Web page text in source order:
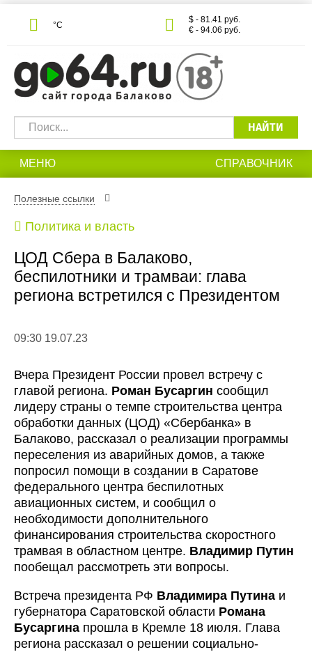
°С
$ - 81.41 руб.
€ - 94.06 руб.
НАЙТИ
МЕНЮ СПРАВОЧНИК
Полезные ссылки
Политика и власть
ЦОД Сбера в Балаково,
беспилотники и трамваи: глава
региона встретился с Президентом
09:30 19.07.23
Вчера Президент России провел встречу с
главой региона. Роман Бусаргин сообщил
лидеру страны о темпе строительства центра
обработки данных (ЦОД) «Сбербанка» в
Балаково, рассказал о реализации программы
переселения из аварийных домов, а также
попросил помощи в создании в Саратове
федерального центра беспилотных
авиационных систем, и сообщил о
необходимости дополнительного
финансирования строительства скоростного
трамвая в областном центре. Владимир Путин
пообещал рассмотреть эти вопросы.
Встреча президента РФ Владимира Путина и
губернатора Саратовской области Романа
Бусаргина прошла в Кремле 18 июля. Глава
региона рассказал о решении социально-